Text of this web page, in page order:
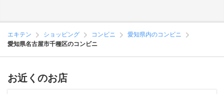
エキテン ショッピング コンビニ
愛知県内のコンビニ
愛知県名古屋市千種区のコンビニ
お近くのお店